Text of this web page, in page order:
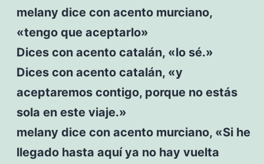
melany dice con acento murciano,
«tengo que aceptarlo»
Dices con acento catalán, «lo sé.»
Dices con acento catalán, «y
aceptaremos contigo, porque no estás
sola en este viaje.»
melany dice con acento murciano, «Si he
llegado hasta aquí ya no hay vuelta